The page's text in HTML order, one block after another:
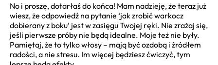
No i proszę, dotarłaś do końca! Mam nadzieję, że teraz już
wiesz, że odpowiedź na pytanie ‘jak zrobić warkocz
dobierany z boku’ jest w zasięgu Twojej ręki. Nie zrażaj się,
jeśli pierwsze próby nie będą idealne. Moje też nie były.
Pamiętaj, że to tylko włosy – mają być ozdobą i źródłem
radości, a nie stresu. Im więcej będziesz ćwiczyć, tym